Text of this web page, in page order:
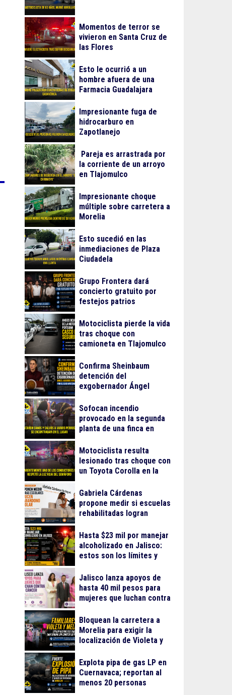
Momentos de terror se
vivieron en Santa Cruz de
las Flores
Esto le ocurrió a un
hombre afuera de una
Farmacia Guadalajara
Impresionante fuga de
hidrocarburo en
Zapotlanejo
Pareja es arrastrada por
la corriente de un arroyo
en Tlajomulco
Impresionante choque
múltiple sobre carretera a
Morelia
Esto sucedió en las
inmediaciones de Plaza
Ciudadela
Grupo Frontera dará
concierto gratuito por
festejos patrios
Motociclista pierde la vida
tras choque con
camioneta en Tlajomulco
Confirma Sheinbaum
detención del
exgobernador Ángel
Ayotzinapa
Sofocan incendio
provocado en la segunda
planta de una finca en
Motociclista resulta
lesionado tras choque con
un Toyota Corolla en la
Gabriela Cárdenas
propone medir si escuelas
rehabilitadas logran
escolar
Hasta $23 mil por manejar
alcoholizado en Jalisco:
estos son los límites y
Jalisco lanza apoyos de
hasta 40 mil pesos para
mujeres que luchan contra
Bloquean la carretera a
Morelia para exigir la
localización de Violeta y
Explota pipa de gas LP en
Cuernavaca; reportan al
menos 20 personas